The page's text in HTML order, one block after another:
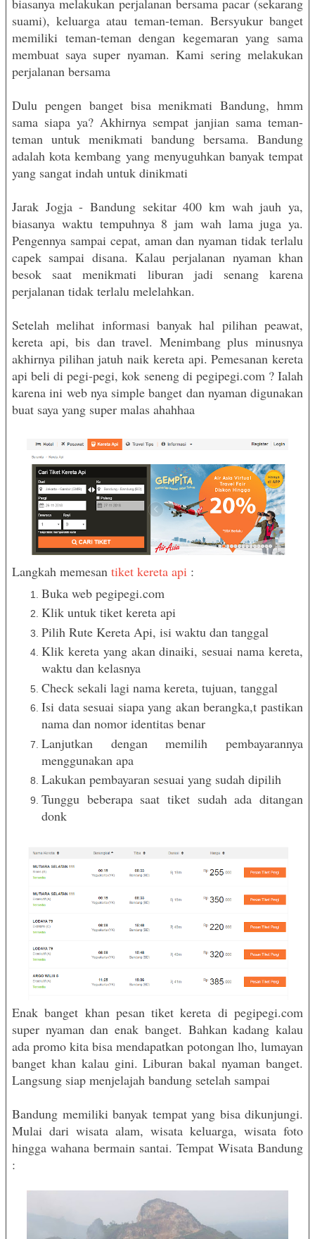
suami), keluarga atau teman-teman. Bersyukur banget
memiliki teman-teman dengan kegemaran yang sama
membuat saya super nyaman. Kami sering melakukan
perjalanan bersama
Dulu pengen banget bisa menikmati Bandung, hmm
sama siapa ya? Akhirnya sempat janjian sama teman-
teman untuk menikmati bandung bersama. Bandung
adalah kota kembang yang menyuguhkan banyak tempat
yang sangat indah untuk dinikmati
Jarak Jogja - Bandung sekitar 400 km wah jauh ya,
biasanya waktu tempuhnya 8 jam wah lama juga ya.
Pengennya sampai cepat, aman dan nyaman tidak terlalu
capek sampai disana. Kalau perjalanan nyaman khan
besok saat menikmati liburan jadi senang karena
perjalanan tidak terlalu melelahkan.
Setelah melihat informasi banyak hal pilihan peawat,
kereta api, bis dan travel. Menimbang plus minusnya
akhirnya pilihan jatuh naik kereta api. Pemesanan kereta
api beli di pegi-pegi, kok seneng di pegipegi.com ? Ialah
karena ini web nya simple banget dan nyaman digunakan
buat saya yang super malas ahahhaa
Langkah memesan tiket kereta api :
Buka web pegipegi.com
Klik untuk tiket kereta api
Pilih Rute Kereta Api, isi waktu dan tanggal
Klik kereta yang akan dinaiki, sesuai nama kereta,
waktu dan kelasnya
Check sekali lagi nama kereta, tujuan, tanggal
Isi data sesuai siapa yang akan berangka,t pastikan
nama dan nomor identitas benar
Lanjutkan dengan memilih pembayarannya
menggunakan apa
Lakukan pembayaran sesuai yang sudah dipilih
Tunggu beberapa saat tiket sudah ada ditangan
donk
Enak banget khan pesan tiket kereta di pegipegi.com
super nyaman dan enak banget. Bahkan kadang kalau
ada promo kita bisa mendapatkan potongan lho, lumayan
banget khan kalau gini. Liburan bakal nyaman banget.
Langsung siap menjelajah bandung setelah sampai
Bandung memiliki banyak tempat yang bisa dikunjungi.
Mulai dari wisata alam, wisata keluarga, wisata foto
hingga wahana bermain santai. Tempat Wisata Bandung
: